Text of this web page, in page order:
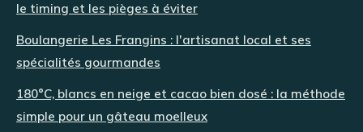
le timing et les pièges à éviter
Boulangerie Les Frangins : l'artisanat local et ses
spécialités gourmandes
180°C, blancs en neige et cacao bien dosé : la méthode
simple pour un gâteau moelleux